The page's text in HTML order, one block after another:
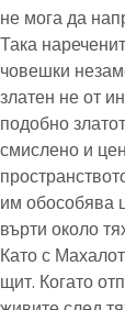
не мога да
Така
човешки
златен не от
подобно
смислено и
им обособява
върти около
Като с
щит. Когато